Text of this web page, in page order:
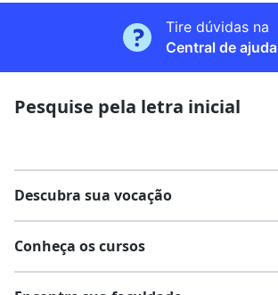
Tire dúvidas na
Central de ajuda
Pesquise pela letra inicial
Descubra sua vocação
Conheça os cursos